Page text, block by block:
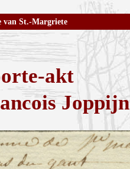
van St.-Margriete
akt
Joppijn